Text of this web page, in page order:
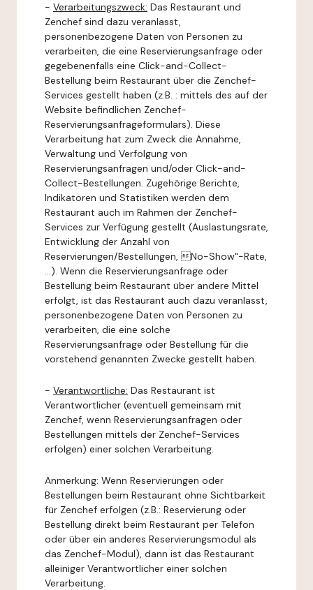
- Verarbeitungszweck: Das Restaurant und
Zenchef sind dazu veranlasst,
personenbezogene Daten von Personen zu
verarbeiten, die eine Reservierungsanfrage oder
gegebenenfalls eine Click-and-Collect-
Bestellung beim Restaurant über die Zenchef-
Services gestellt haben (z.B. : mittels des auf der
Website befindlichen Zenchef-
Reservierungsanfrageformulars). Diese
Verarbeitung hat zum Zweck die Annahme,
Verwaltung und Verfolgung von
Reservierungsanfragen und/oder Click-and-
Collect-Bestellungen. Zugehörige Berichte,
Indikatoren und Statistiken werden dem
Restaurant auch im Rahmen der Zenchef-
Services zur Verfügung gestellt (Auslastungsrate,
Entwicklung der Anzahl von
Reservierungen/Bestellungen, No-Show"-Rate,
...). Wenn die Reservierungsanfrage oder
Bestellung beim Restaurant über andere Mittel
erfolgt, ist das Restaurant auch dazu veranlasst,
personenbezogene Daten von Personen zu
verarbeiten, die eine solche
Reservierungsanfrage oder Bestellung für die
vorstehend genannten Zwecke gestellt haben.
- Verantwortliche: Das Restaurant ist
Verantwortlicher (eventuell gemeinsam mit
Zenchef, wenn Reservierungsanfragen oder
Bestellungen mittels der Zenchef-Services
erfolgen) einer solchen Verarbeitung.
Anmerkung: Wenn Reservierungen oder
Bestellungen beim Restaurant ohne Sichtbarkeit
für Zenchef erfolgen (z.B.: Reservierung oder
Bestellung direkt beim Restaurant per Telefon
oder über ein anderes Reservierungsmodul als
das Zenchef-Modul), dann ist das Restaurant
alleiniger Verantwortlicher einer solchen
Verarbeitung.